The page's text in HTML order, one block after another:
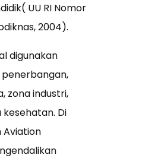
UU RI Nomor
2004).
digunakan
zona industri,
kesehatan. Di
Aviation